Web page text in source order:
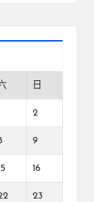
日
2
9
15 16
23